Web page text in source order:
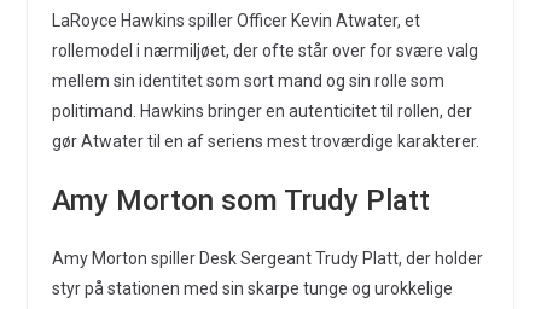
LaRoyce Hawkins spiller Officer Kevin Atwater, et
rollemodel i nærmiljøet, der ofte står over for svære valg
mellem sin identitet som sort mand og sin rolle som
politimand. Hawkins bringer en autenticitet til rollen, der
gør Atwater til en af seriens mest troværdige karakterer.
Amy Morton som Trudy Platt
Amy Morton spiller Desk Sergeant Trudy Platt, der holder
styr på stationen med sin skarpe tunge og urokkelige